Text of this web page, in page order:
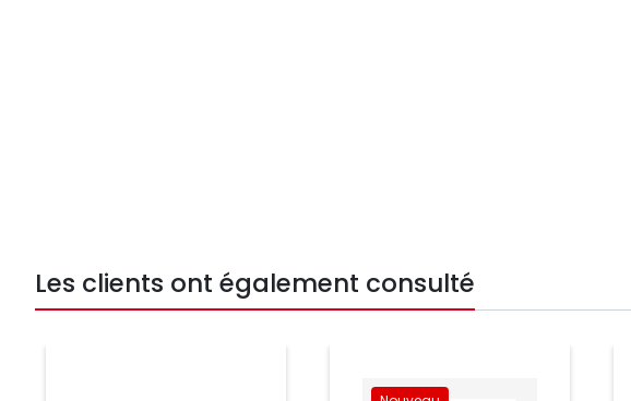
Les clients ont également consulté